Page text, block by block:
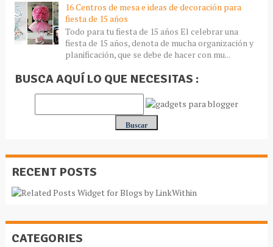
16 Centros de mesa e ideas de decoración para
fiesta de 15 años
Todo para tu fiesta de 15 años El celebrar una
fiesta de 15 años, denota de mucha organización y
planificación, que se debe de hacer con mu...
BUSCA AQUÍ LO QUE NECESITAS :
RECENT POSTS
CATEGORIES